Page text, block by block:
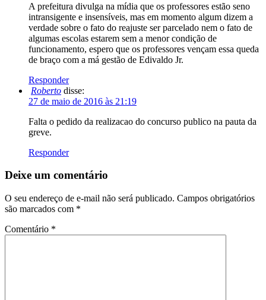
A prefeitura divulga na mídia que os professores estão seno
intransigente e insensíveis, mas em momento algum dizem a
verdade sobre o fato do reajuste ser parcelado nem o fato de
algumas escolas estarem sem a menor condição de
funcionamento, espero que os professores vençam essa queda
de braço com a má gestão de Edivaldo Jr.
Responder
Roberto disse:
27 de maio de 2016 às 21:19
Falta o pedido da realizacao do concurso publico na pauta da
greve.
Responder
Deixe um comentário
O seu endereço de e-mail não será publicado. Campos obrigatórios
são marcados com *
Comentário *